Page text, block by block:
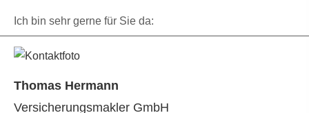
Ich bin sehr gerne für Sie da:
Thomas Hermann
Ver­sicherungs­makler GmbH